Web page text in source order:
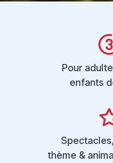
Pour
enfants
thème &